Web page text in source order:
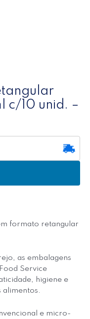
c/10 unid. –
formato retangular
as embalagens
Service
higiene e
alimentos.
e micro-